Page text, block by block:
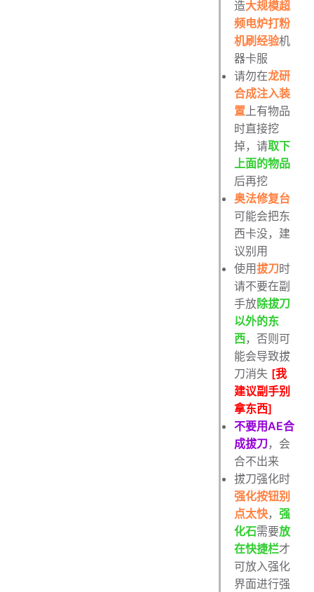
造大规模超
频电炉打粉
机刷经验机
器卡服
请勿在龙研
合成注入装
置上有物品
时直接挖
掉，请取下
上面的物品
后再挖
奥法修复台
可能会把东
西卡没，建
议别用
使用拔刀时
请不要在副
手放除拔刀
以外的东
西，否则可
能会导致拔
刀消失 [我
建议副手别
拿东西]
不要用AE合
成拔刀，会
合不出来
拔刀强化时
强化按钮别
点太快，强
化石需要放
在快捷栏才
可放入强化
界面进行强